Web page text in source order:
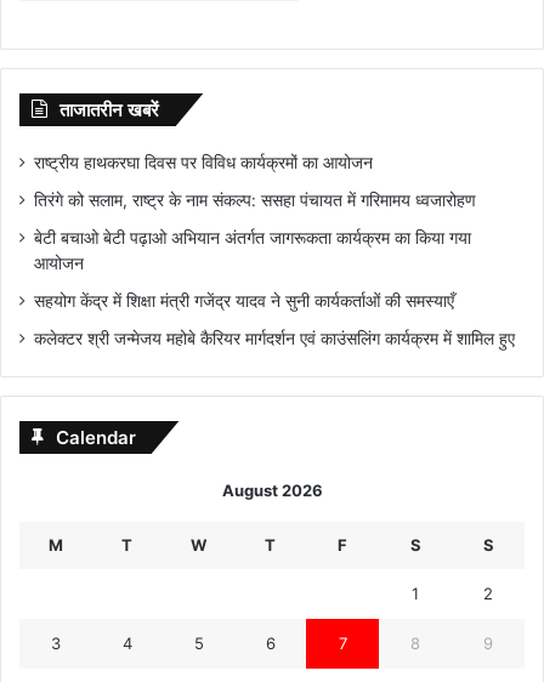
ताजातरीन खबरें
राष्ट्रीय हाथकरघा दिवस पर विविध कार्यक्रमों का आयोजन
तिरंगे को सलाम, राष्ट्र के नाम संकल्प: ससहा पंचायत में गरिमामय ध्वजारोहण
बेटी बचाओ बेटी पढ़ाओ अभियान अंतर्गत जागरूकता कार्यक्रम का किया गया
आयोजन
सहयोग केंद्र में शिक्षा मंत्री गजेंद्र यादव ने सुनी कार्यकर्ताओं की समस्याएँ
कलेक्टर श्री जन्मेजय महोबे कैरियर मार्गदर्शन एवं काउंसलिंग कार्यक्रम में शामिल हुए
Calendar
August 2026
M T W T F S S
1 2
3 4 5 6 7 8 9